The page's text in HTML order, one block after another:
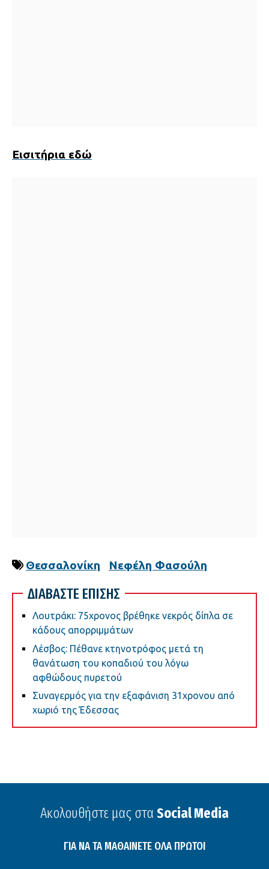
Εισιτήρια εδώ
Θεσσαλονίκη Νεφέλη Φασούλη
ΔΙΑΒΑΣΤΕ ΕΠΙΣΗΣ
Λουτράκι: 75χρονος βρέθηκε νεκρός δίπλα σε
κάδους απορριμμάτων
Λέσβος: Πέθανε κτηνοτρόφος μετά τη
θανάτωση του κοπαδιού του λόγω
αφθώδους πυρετού
Συναγερμός για την εξαφάνιση 31χρονου από
χωριό της Έδεσσας
Ακολουθήστε μας στα Social Media
ΓΙΑ ΝΑ ΤΑ ΜΑΘΑΙΝΕΤΕ ΟΛΑ ΠΡΩΤΟΙ